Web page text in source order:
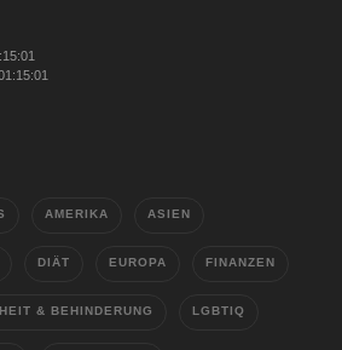
AMERIKA ASIEN
DIÄT EUROPA FINANZEN
& BEHINDERUNG LGBTIQ